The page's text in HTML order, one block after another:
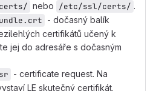
nebo /etc/ssl/certs/ .
- dočasný balík
certifikátů učený k
jej do adresáře s dočasným
- certificate request. Na
LE skutečný certifikát.